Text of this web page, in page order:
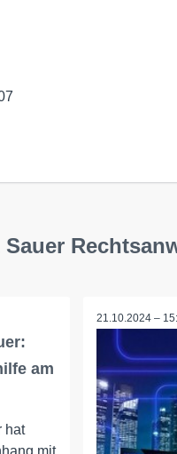
am
hat
mit
21.10.2024 –